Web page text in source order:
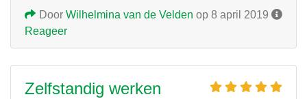
Door Wilhelmina van de Velden op 8 april 2019
Reageer
Zelfstandig werken